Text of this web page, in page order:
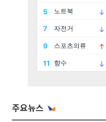
주요뉴스